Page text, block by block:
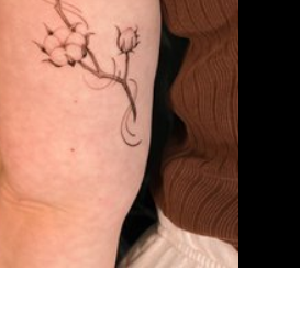
TATTOO LIFE INFO